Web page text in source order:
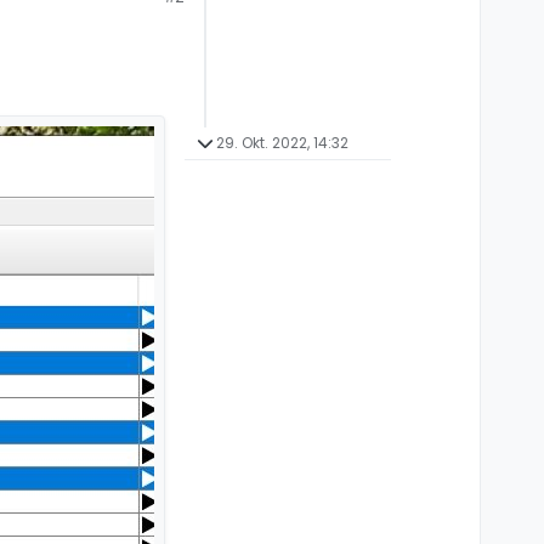
29. Okt. 2022, 14:32